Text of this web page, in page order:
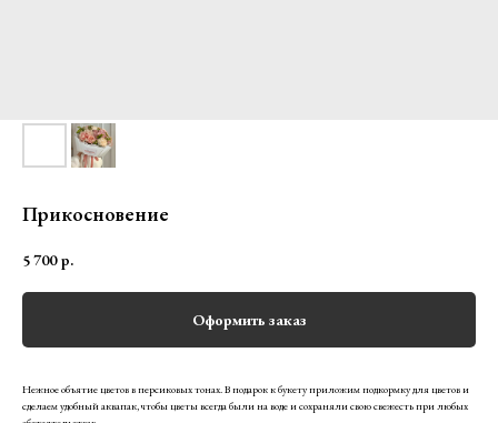
Прикосновение
5 700 р.
Оформить заказ
Нежное объятие цветов в персиковых тонах. В подарок к букету приложим подкормку для цветов и
сделаем удобный аквапак, чтобы цветы всегда были на воде и сохраняли свою свежесть при любых